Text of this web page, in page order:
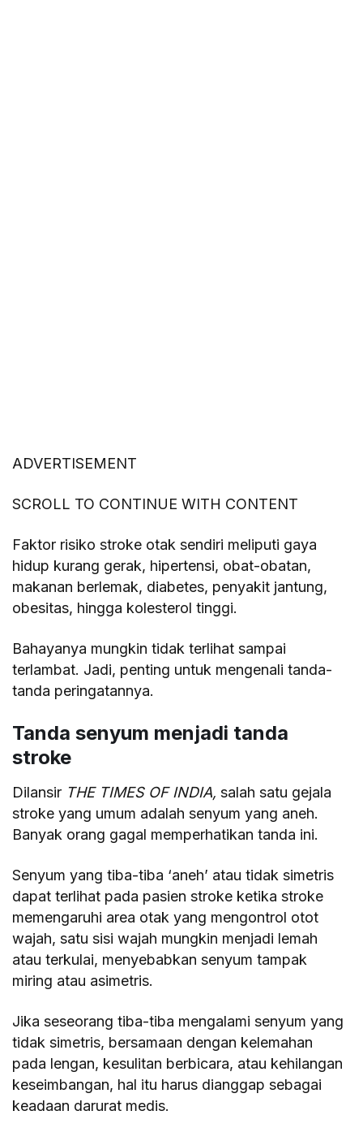
ADVERTISEMENT
SCROLL TO CONTINUE WITH CONTENT
Faktor risiko stroke otak sendiri meliputi gaya
hidup kurang gerak, hipertensi, obat-obatan,
makanan berlemak, diabetes, penyakit jantung,
obesitas, hingga kolesterol tinggi.
Bahayanya mungkin tidak terlihat sampai
terlambat. Jadi, penting untuk mengenali tanda-
tanda peringatannya.
Tanda senyum menjadi tanda
stroke
Dilansir THE TIMES OF INDIA, salah satu gejala
stroke yang umum adalah senyum yang aneh.
Banyak orang gagal memperhatikan tanda ini.
Senyum yang tiba-tiba ‘aneh’ atau tidak simetris
dapat terlihat pada pasien stroke ketika stroke
memengaruhi area otak yang mengontrol otot
wajah, satu sisi wajah mungkin menjadi lemah
atau terkulai, menyebabkan senyum tampak
miring atau asimetris.
Jika seseorang tiba-tiba mengalami senyum yang
tidak simetris, bersamaan dengan kelemahan
pada lengan, kesulitan berbicara, atau kehilangan
keseimbangan, hal itu harus dianggap sebagai
keadaan darurat medis.